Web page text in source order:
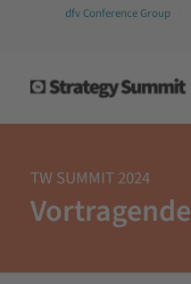
dfv Conference Group
TW SUMMIT 2024
Vortragende